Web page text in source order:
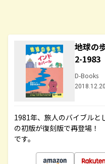
地球の
2-1983
D-Books
1981年、旅人のバイブルと
の初版が復刻版で再登場
です。